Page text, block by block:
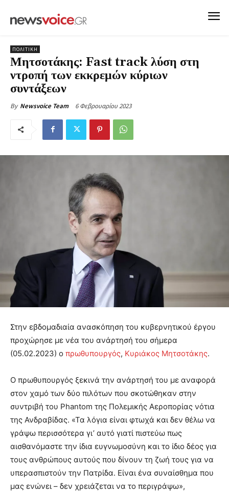
ΠΟΛΙΤΙΚΗ
Μητσοτάκης: Fast track λύση στη
ντροπή των εκκρεμών κύριων
συντάξεων
By Newsvoice Team 6 Φεβρουαρίου 2023
Στην εβδομαδιαία ανασκόπηση του κυβερνητικού έργου
προχώρησε με νέα του ανάρτησή του σήμερα
(05.02.2023) ο πρωθυπουργός, Κυριάκος Μητσοτάκης.
Ο πρωθυπουργός ξεκινά την ανάρτησή του με αναφορά
στον χαμό των δύο πιλότων που σκοτώθηκαν στην
συντριβή του Phantom της Πολεμικής Αεροπορίας νότια
της Ανδραβίδας. «Τα λόγια είναι φτωχά και δεν θέλω να
γράψω περισσότερα γι’ αυτό γιατί πιστεύω πως
αισθανόμαστε την ίδια ευγνωμοσύνη και το ίδιο δέος για
τους ανθρώπους αυτούς που δίνουν τη ζωή τους για να
υπερασπιστούν την Πατρίδα. Είναι ένα συναίσθημα που
μας ενώνει – δεν χρειάζεται να το περιγράψω»,